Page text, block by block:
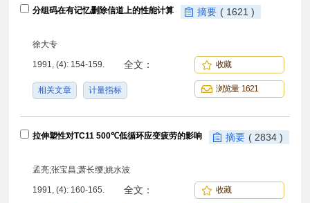
分组码在有记忆删除信道上的性能计算 摘要 ( 1621 )
徐大专
1991, (4): 154-159. 全文：
相关文章 计量指标
收藏
浏览量 1621
拉伸塑性对TC11 500℃低循环应变疲劳的影响 摘要 ( 2834 )
孟亮;张宝昌;萧长缨;姚水波
1991, (4): 160-165. 全文： 收藏